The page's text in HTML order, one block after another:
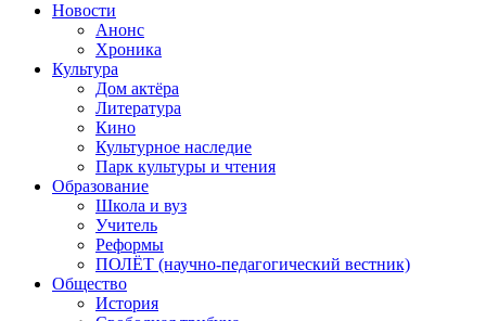
Новости
Анонс
Хроника
Культура
Дом актёра
Литература
Кино
Культурное наследие
Парк культуры и чтения
Образование
Школа и вуз
Учитель
Реформы
ПОЛЁТ (научно-педагогический вестник)
Общество
История